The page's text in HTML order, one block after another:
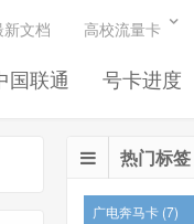
国联通 号卡进度
新文档 高校流量卡
热门标签
广电奔马卡 (7)